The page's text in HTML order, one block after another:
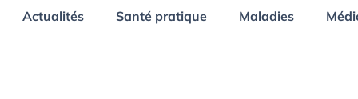
Actualités
Santé pratique Maladies